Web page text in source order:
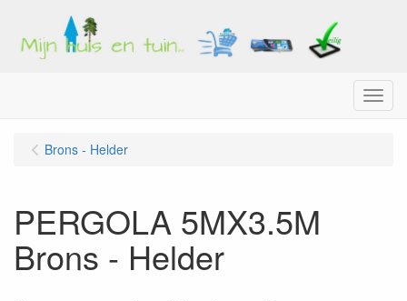
Menu
Brons - Helder
PERGOLA 5MX3.5M
Brons - Helder